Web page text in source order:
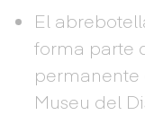
El
forma parte
permanente
Museu del